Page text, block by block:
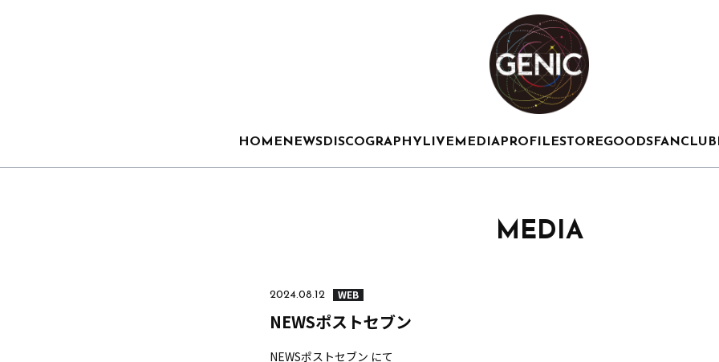
HOME NEWSDISCOGRAPHY LIVE MEDIAPROFILESTOREGOODSFANCLUB
MEDIA
2024.08.12 WEB
NEWSポストセブン
NEWSポストセブン にて